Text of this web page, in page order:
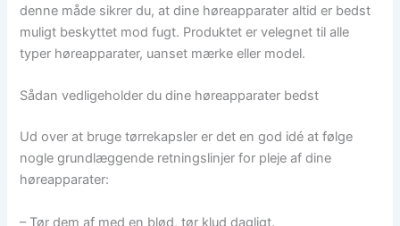
denne måde sikrer du, at dine høreapparater altid er bedst
muligt beskyttet mod fugt. Produktet er velegnet til alle
typer høreapparater, uanset mærke eller model.
Sådan vedligeholder du dine høreapparater bedst
Ud over at bruge tørrekapsler er det en god idé at følge
nogle grundlæggende retningslinjer for pleje af dine
høreapparater:
– Tør dem af med en blød, tør klud dagligt.